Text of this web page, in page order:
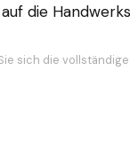
die
sich die